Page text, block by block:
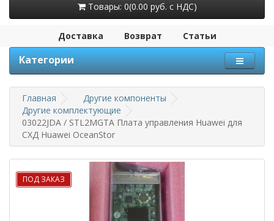
Товары: 0(0.00 руб. с НДС)
Доставка Возврат Статьи
Категории
Главная
Другие компоненты
Другие комплектующие
03022JDA / STL2MGTA Плата управления Huawei для
СХД Huawei OceanStor
ПОД ЗАКАЗ